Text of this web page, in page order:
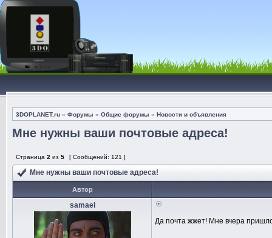
3DOPLANET.ru » Форумы » Общие форумы » Новости и объявления
Мне нужны ваши почтовые адреса!
Страница 2 из 5 [ Сообщений: 121 ]
Мне нужны ваши почтовые адреса!
Автор
samael
Да почта жжет! Мне вчера